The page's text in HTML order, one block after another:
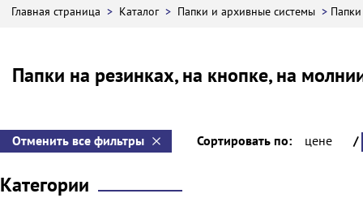
Главная страница > Каталог > Папки и архивные системы >
Папки на резинках, на кнопке, на
Отменить все фильтры Сортировать по: цене /
Категории